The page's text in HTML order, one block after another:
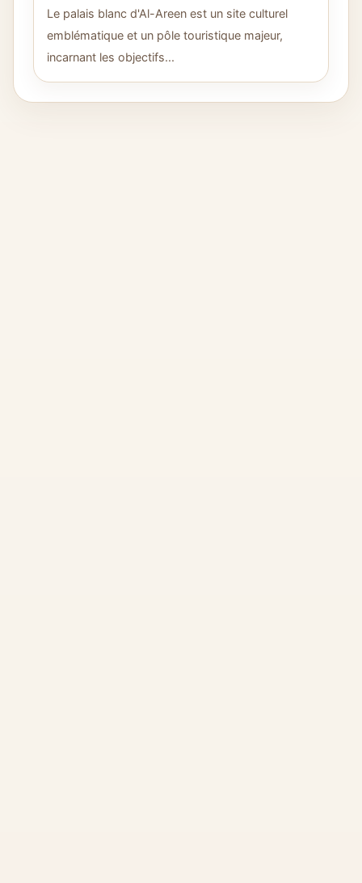
Le palais blanc d'Al-Areen est un site culturel
emblématique et un pôle touristique majeur,
incarnant les objectifs...